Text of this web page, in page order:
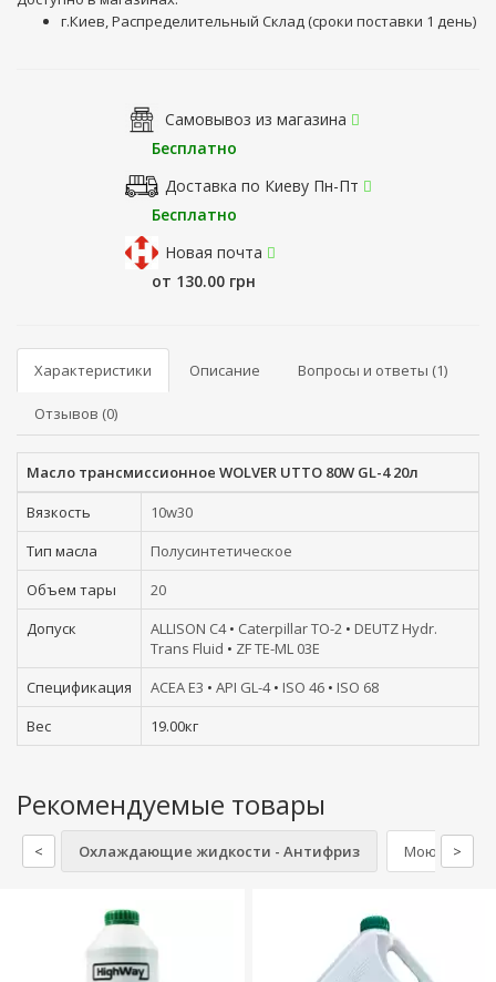
г.Киев, Распределительный Склад (сроки поставки 1 день)
Самовывоз из магазина
Бесплатно
Доставка по Киеву Пн-Пт
Бесплатно
Новая почта
от 130.00 грн
Характеристики Описание Вопросы и ответы (1)
Отзывов (0)
Масло трансмиссионное WOLVER UTTO 80W GL-4 20л
Вязкость
10w30
Тип масла
Полусинтетическое
Объем тары
20
Допуск
ALLISON C4• Caterpillar TO-2 • DEUTZ Hydr.
Trans Fluid • ZF TE-ML 03E
Спецификация
ACEA E3 • API GL-4• ISO 46 • ISO 68
Вес
19.00кг
Рекомендуемые товары
< Охлаждающие жидкости - Антифриз Моющие и
>